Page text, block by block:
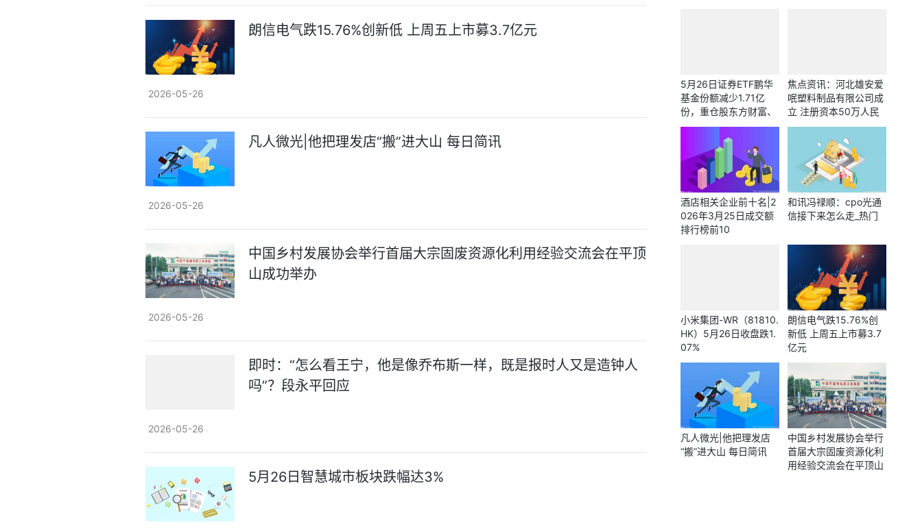
朗信电气跌15.76%创新低 上周五上市募3.7亿元
2026-05-26
凡人微光|他把理发店“搬”进大山 每日简讯
2026-05-26
中国乡村发展协会举行首届大宗固废资源化利用经验交流会在平顶
山成功举办
2026-05-26
即时：“怎么看王宁，他是像乔布斯一样，既是报时人又是造钟人
吗”？段永平回应
2026-05-26
5月26日智慧城市板块跌幅达3%
5月26日证券ETF鹏华
基金份额减少1.71亿
份，重仓股东方财富、
中信证券、华泰证券_
焦点资讯：河北雄安爱
呡塑料制品有限公司成
立 注册资本50万人民
币
酒店相关企业前十名|2
026年3月25日成交额
排行榜前10
和讯冯禄顺：cpo光通
信接下来怎么走_热门
小米集团-WR（81810.
HK）5月26日收盘跌1.
07%
朗信电气跌15.76%创
新低 上周五上市募3.7
亿元
凡人微光|他把理发店
“搬”进大山 每日简讯
中国乡村发展协会举行
首届大宗固废资源化利
用经验交流会在平顶山